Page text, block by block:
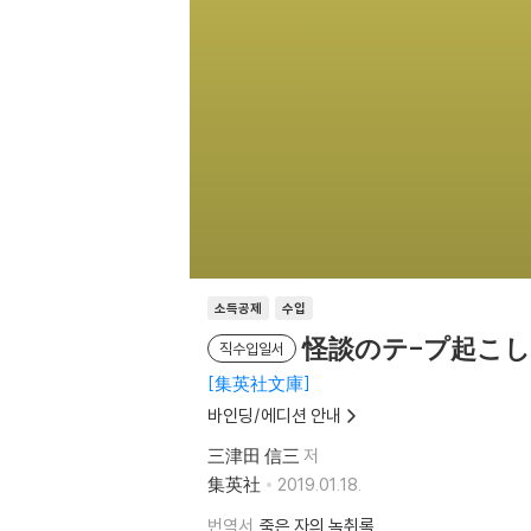
소득공제 수입
직수입일서 怪談のテ-プ起こし
集英社文庫
바인딩/에디션 안내
三津田 信三 저
集英社
2019.01.18.
번역서 죽은 자의 녹취록